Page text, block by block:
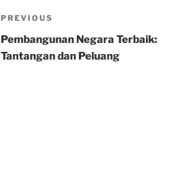
Post
navigation
Previous
Post
PREVIOUS
Pembangunan Negara Terbaik:
Tantangan dan Peluang